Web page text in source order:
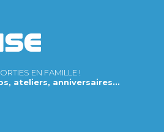
EN FAMILLE !
ateliers, anniversaires...